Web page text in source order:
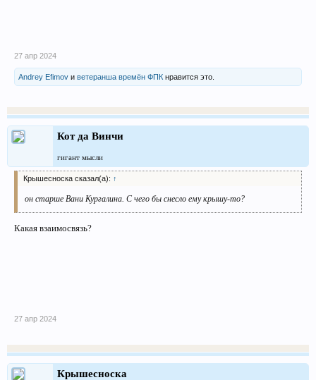
27 апр 2024
Andrey Efimov и ветеранша времён ФПК нравится это.
Кот да Винчи
гигант мысли
Крышесноска сказал(а): ↑
он старше Вани Кургалина. С чего бы снесло ему крышу-то?
Какая взаимосвязь?
27 апр 2024
Крышесноска